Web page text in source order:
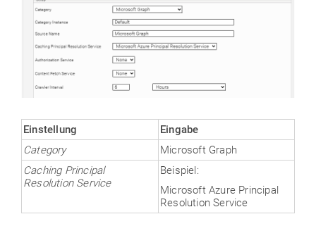
Einstellung
Eingabe
Category
Microsoft Graph
Caching Principal
Resolution Service
Beispiel:
Microsoft Azure Principal
Resolution Service